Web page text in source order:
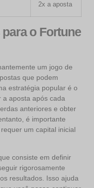
2x a aposta
o Fortune
um jogo de
que podem
estratégia popular é o
aposta após cada
anteriores e obter
é importante
um capital inicial
consiste em definir
rigorosamente
resultados. Isso ajuda